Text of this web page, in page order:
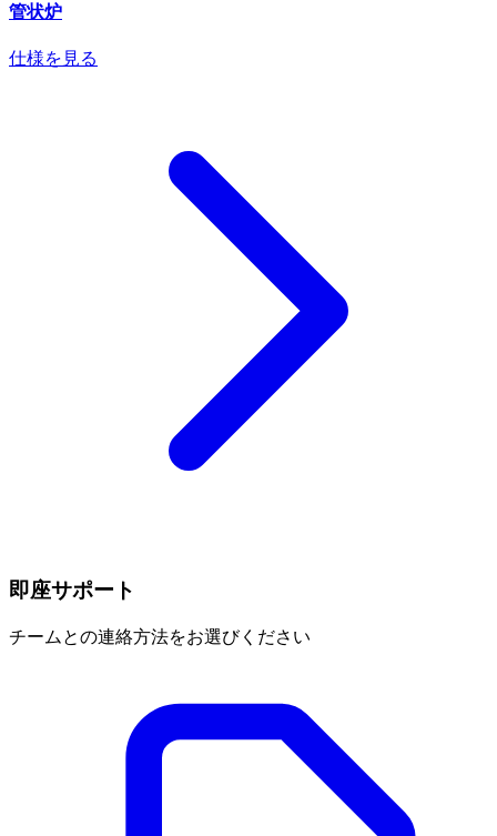
管状炉
仕様を見る
即座サポート
チームとの連絡方法をお選びください